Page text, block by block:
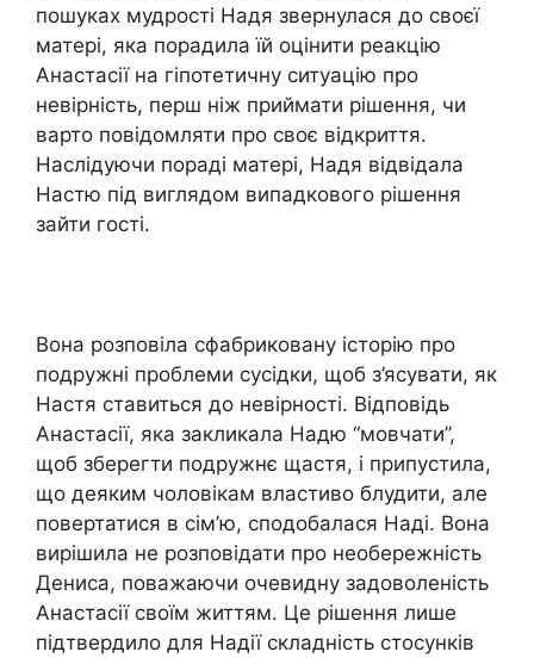
пошуках мудрості Надя звернулася до своєї
матері, яка порадила їй оцінити реакцію
Анастасії на гіпотетичну ситуацію про
невірність, перш ніж приймати рішення, чи
варто повідомляти про своє відкриття.
Наслідуючи пораді матері, Надя відвідала
Настю під виглядом випадкового рішення
зайти гості.
Вона розповіла сфабриковану історію про
подружні проблеми сусідки, щоб з’ясувати, як
Настя ставиться до невірності. Відповідь
Анастасії, яка закликала Надю “мовчати”,
щоб зберегти подружнє щастя, і припустила,
що деяким чоловікам властиво блудити, але
повертатися в сім’ю, сподобалася Наді. Вона
вирішила не розповідати про необережність
Дениса, поважаючи очевидну задоволеність
Анастасії своїм життям. Це рішення лише
підтвердило для Надії складність стосунків